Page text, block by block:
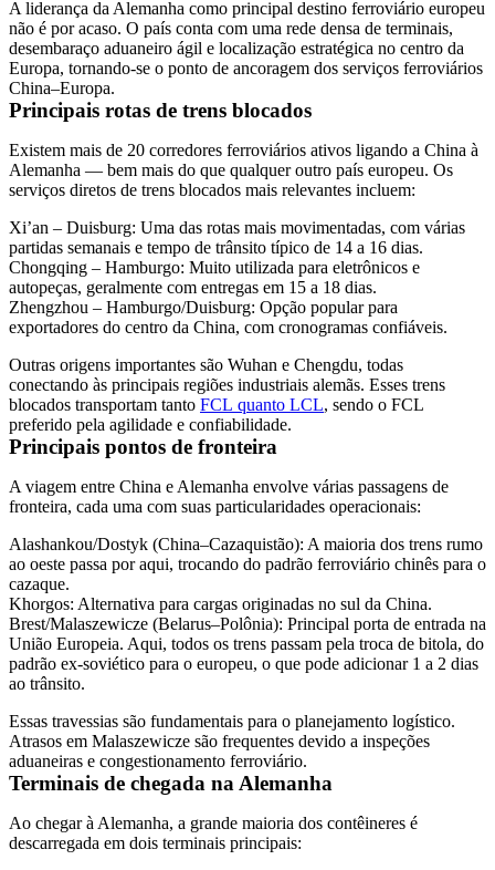
A liderança da Alemanha como principal destino ferroviário europeu
não é por acaso. O país conta com uma rede densa de terminais,
desembaraço aduaneiro ágil e localização estratégica no centro da
Europa, tornando-se o ponto de ancoragem dos serviços ferroviários
China–Europa.
Principais rotas de trens blocados
Existem mais de 20 corredores ferroviários ativos ligando a China à
Alemanha — bem mais do que qualquer outro país europeu. Os
serviços diretos de trens blocados mais relevantes incluem:
Xi’an – Duisburg: Uma das rotas mais movimentadas, com várias
partidas semanais e tempo de trânsito típico de 14 a 16 dias.
Chongqing – Hamburgo: Muito utilizada para eletrônicos e
autopeças, geralmente com entregas em 15 a 18 dias.
Zhengzhou – Hamburgo/Duisburg: Opção popular para
exportadores do centro da China, com cronogramas confiáveis.
Outras origens importantes são Wuhan e Chengdu, todas
conectando às principais regiões industriais alemãs. Esses trens
blocados transportam tanto FCL quanto LCL, sendo o FCL
preferido pela agilidade e confiabilidade.
Principais pontos de fronteira
A viagem entre China e Alemanha envolve várias passagens de
fronteira, cada uma com suas particularidades operacionais:
Alashankou/Dostyk (China–Cazaquistão): A maioria dos trens rumo
ao oeste passa por aqui, trocando do padrão ferroviário chinês para o
cazaque.
Khorgos: Alternativa para cargas originadas no sul da China.
Brest/Malaszewicze (Belarus–Polônia): Principal porta de entrada na
União Europeia. Aqui, todos os trens passam pela troca de bitola, do
padrão ex-soviético para o europeu, o que pode adicionar 1 a 2 dias
ao trânsito.
Essas travessias são fundamentais para o planejamento logístico.
Atrasos em Malaszewicze são frequentes devido a inspeções
aduaneiras e congestionamento ferroviário.
Terminais de chegada na Alemanha
Ao chegar à Alemanha, a grande maioria dos contêineres é
descarregada em dois terminais principais: